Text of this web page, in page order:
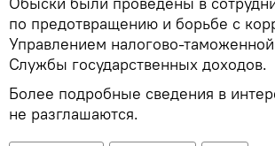
по предотвращению и борьбе с
Управлением налогово-
Службы государственных доходов.
Более подробные сведения в
не разглашаются.